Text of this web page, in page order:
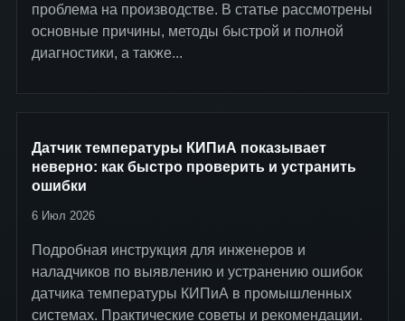
проблема на производстве. В статье рассмотрены
основные причины, методы быстрой и полной
диагностики, а также...
Датчик температуры КИПиА показывает
неверно: как быстро проверить и устранить
ошибки
6 Июл 2026
Подробная инструкция для инженеров и
наладчиков по выявлению и устранению ошибок
датчика температуры КИПиА в промышленных
системах. Практические советы и рекомендации.